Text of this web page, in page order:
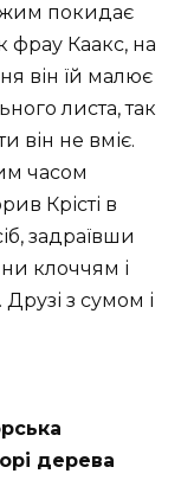
покидає
фрау Каакс, на
він їй малює
листа, так
він не вміє.
часом
Крісті в
задраївши
клоччям і
з сумом і
дерева